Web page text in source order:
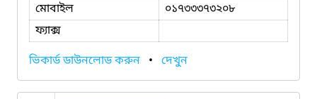
মোবাইল
০১৭৩৩৩৭৩২০৮
ফ্যাক্স
ভিকার্ড ডাউনলোড করুন • দেখুন